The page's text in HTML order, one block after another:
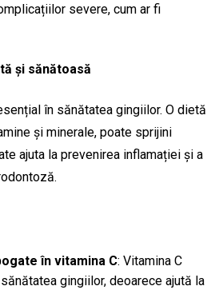
severe, cum ar fi
și sănătoasă
în sănătatea gingiilor. O dietă
și minerale, poate sprijini
ajuta la prevenirea inflamației și a
în vitamina C: Vitamina C
gingiilor, deoarece ajută la